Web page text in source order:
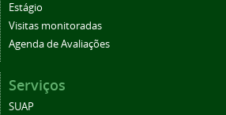
Estágio
Visitas monitoradas
Agenda de Avaliações
Serviços
SUAP